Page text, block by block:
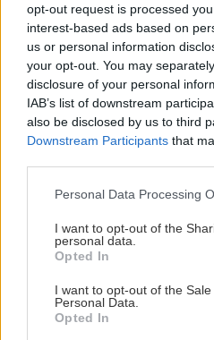
opt-out request is processed
interest-based ads based on
us or personal information
your opt-out. You may
disclosure of your personal
IAB’s list of downstream
also be disclosed by us to third
Downstream Participants that
Please note that this website/
not limited to your visit or usage
grant or deny consent to
use your data for below
consent section.
Personal Data Processing
I want to opt-out of the
personal data.
Opted In
I want to opt-out of the
Personal Data.
Opted In